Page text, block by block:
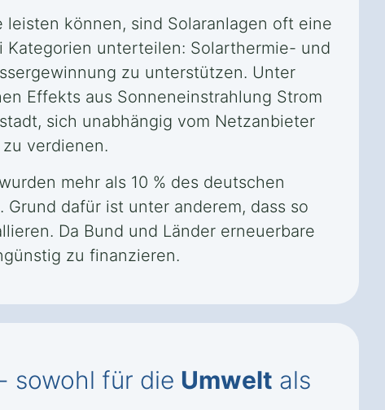
können, sind Solaranlagen oft eine
Kategorien unterteilen: Solarthermie- und
zu unterstützen. Unter
Effekts aus Sonneneinstrahlung Strom
sich unabhängig vom Netzanbieter
verdienen.
mehr als 10 % des deutschen
dafür ist unter anderem, dass so
Da Bund und Länder erneuerbare
zu finanzieren.
sowohl für die Umwelt als